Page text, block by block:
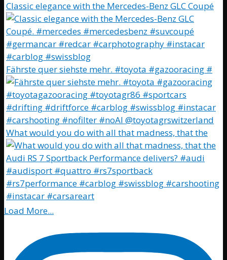
Classic elegance with the Mercedes-Benz GLC Coupé
Fährste quer siehste mehr. #toyota #gazooracing #
What would you do with all that madness, that the
Load More...